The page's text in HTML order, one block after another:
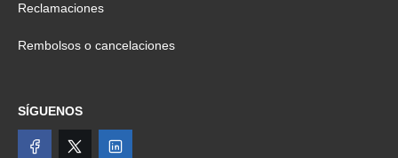
Reclamaciones
Rembolsos o cancelaciones
SÍGUENOS